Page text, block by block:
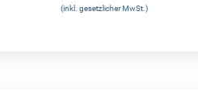
(inkl. gesetzlicher MwSt.)